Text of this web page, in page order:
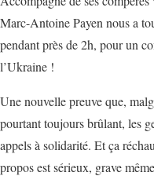
Marc-Antoine Payen nous a
pendant près de 2h, pour un
l’Ukraine !
Une nouvelle preuve que,
pourtant toujours brûlant, les
appels à solidarité. Et ça
propos est sérieux, grave